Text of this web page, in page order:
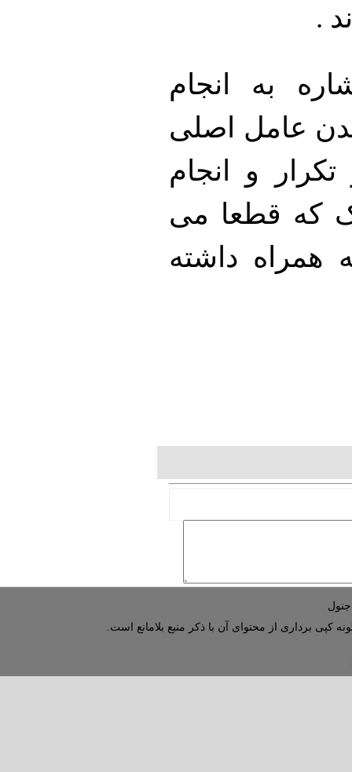
.
به انجام
عامل اصلی
و انجام
که قطعا می
همراه داشته
کپی برداری از محتوای آن با ذکر منبع بلامانع است.